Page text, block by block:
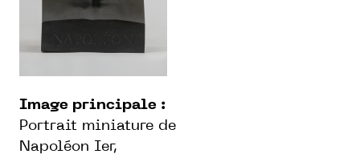
Image principale :
Portrait miniature de
Napoléon Ier,